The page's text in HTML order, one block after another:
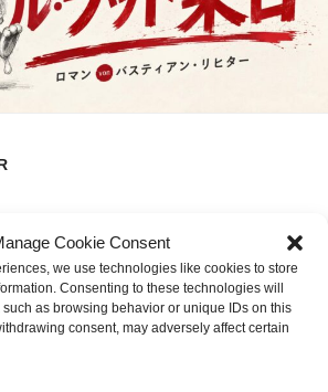
Cookie Consent
we use technologies like cookies to store
Consenting to these technologies will
as browsing behavior or unique IDs on this
consent, may adversely affect certain
らし、執筆を続ける中で、大学都
してスイスでの日々を経て、私は現
置いています。修復した村の古い
とし、本を書きながら、休日には